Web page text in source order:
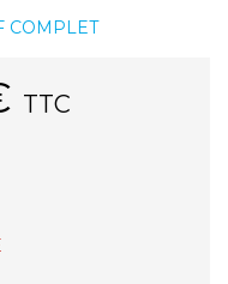
COMPLET
TTC